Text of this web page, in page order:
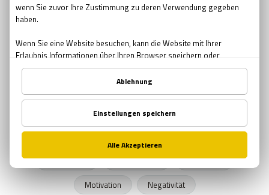
diamantplanet
Feuerplaneten
augesaurons
Gamma-Strahlung
Weltall
supererde
Gedächtnis
Erfindungen
Komfortzone
inspiration
Motivation
Negativität